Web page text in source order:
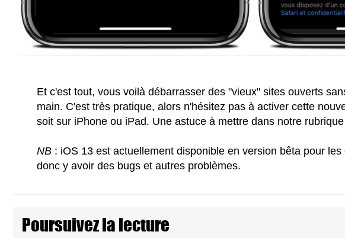
Et c'est tout, vous voilà débarrasser des "vieux" sites ouverts
main. C'est très pratique, alors n'hésitez pas à activer cette
soit sur iPhone ou iPad. Une astuce à mettre dans notre
NB : iOS 13 est actuellement disponible en version bêta pour
donc y avoir des bugs et autres problèmes.
Poursuivez la lecture